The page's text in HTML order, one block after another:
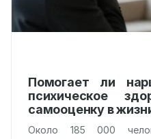
Помогает ли
психическое
самооценку в
Около 185 000